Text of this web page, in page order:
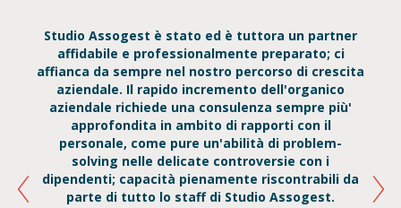
Studio Assogest è stato ed è tuttora un partner
affidabile e professionalmente preparato; ci
affianca da sempre nel nostro percorso di crescita
aziendale. Il rapido incremento dell'organico
aziendale richiede una consulenza sempre più'
approfondita in ambito di rapporti con il
personale, come pure un'abilità di problem-
solving nelle delicate controversie con i
dipendenti; capacità pienamente riscontrabili da
parte di tutto lo staff di Studio Assogest.